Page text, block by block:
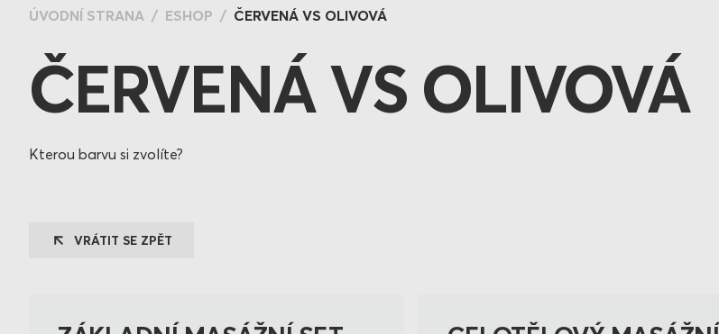
ÚVODNÍ STRANA ESHOP ČERVENÁ VS OLIVOVÁ
ČERVENÁ VS OLIVOVÁ
Kterou barvu si zvolíte?
VRÁTIT SE ZPĚT